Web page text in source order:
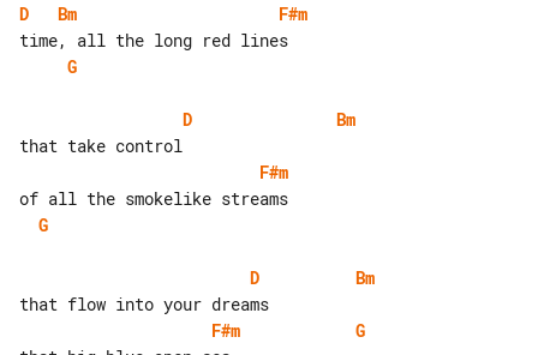
D Bm
F#m
G
D
Bm
F#m
G
D
Bm
F#m
G